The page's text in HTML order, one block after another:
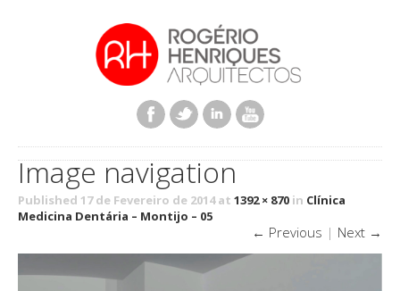
Image navigation
Published 17 de Fevereiro de 2014 at 1392 × 870 in Clínica
Medicina Dentária – Montijo – 05
← Previous | Next →